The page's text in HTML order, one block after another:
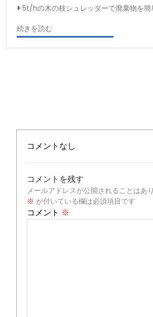
5t/hの木の枝シュレッダーで廃棄物を簡
続きを読む
コメントなし
コメントを残す
メールアドレスが公開されることはあ
※ が付いている欄は必須項目です
コメント ※